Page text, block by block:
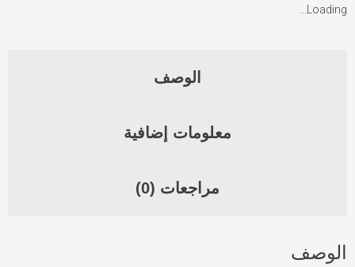
Loading...
الوصف
معلومات إضافية
مراجعات (0)
الوصف